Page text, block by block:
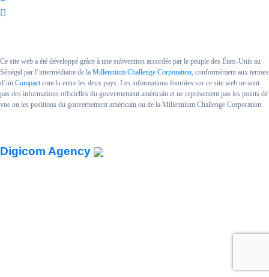
Ce site web a été développé grâce à une subvention accordée par le peuple des États-Unis au
Sénégal par l’intermédiaire de la Millennium Challenge Corporation , conformément aux termes
d’un Compact conclu entre les deux pays. Les informations fournies sur ce site web ne sont
pas des informations officielles du gouvernement américain et ne représentent pas les points de
vue ou les positions du gouvernement américain ou de la Millennium Challenge Corporation.
Digicom Agency